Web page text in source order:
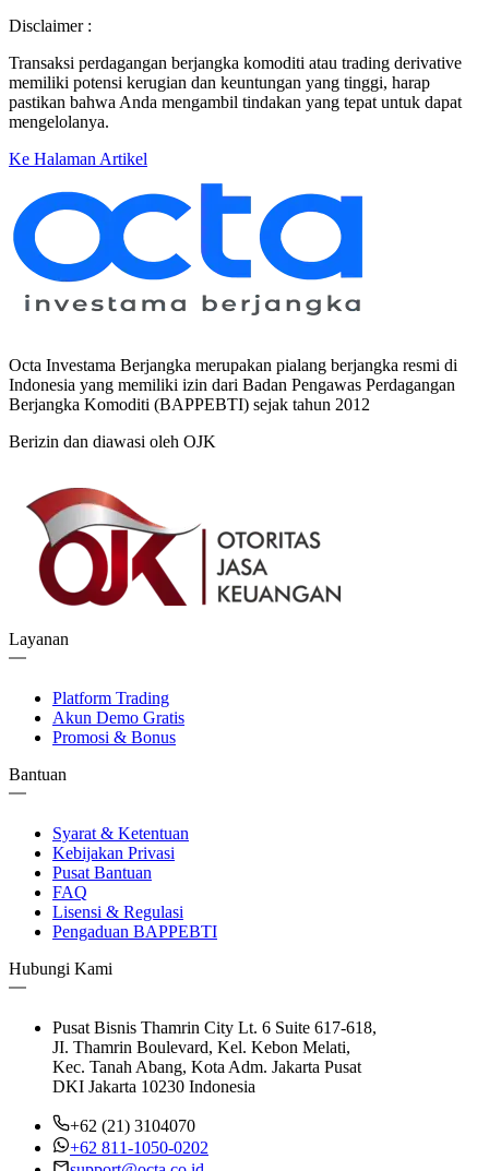
Disclaimer :
Transaksi perdagangan berjangka komoditi atau trading derivative
memiliki potensi kerugian dan keuntungan yang tinggi, harap
pastikan bahwa Anda mengambil tindakan yang tepat untuk dapat
mengelolanya.
Ke Halaman Artikel
Octa Investama Berjangka merupakan pialang berjangka resmi di
Indonesia yang memiliki izin dari Badan Pengawas Perdagangan
Berjangka Komoditi (BAPPEBTI) sejak tahun 2012
Berizin dan diawasi oleh OJK
Layanan
Platform Trading
Akun Demo Gratis
Promosi & Bonus
Bantuan
Syarat & Ketentuan
Kebijakan Privasi
Pusat Bantuan
FAQ
Lisensi & Regulasi
Pengaduan BAPPEBTI
Hubungi Kami
Pusat Bisnis Thamrin City Lt. 6 Suite 617-618,
JI. Thamrin Boulevard, Kel. Kebon Melati,
Kec. Tanah Abang, Kota Adm. Jakarta Pusat
DKI Jakarta 10230 Indonesia
+62 (21) 3104070
+62 811-1050-0202